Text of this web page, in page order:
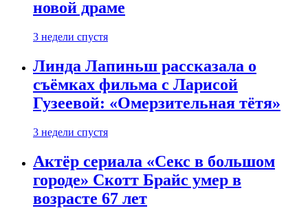
новой драме
3 недели спустя
Линда Лапиньш рассказала о
съёмках фильма с Ларисой
Гузеевой: «Омерзительная тётя»
3 недели спустя
Актёр сериала «Секс в большом
городе» Скотт Брайс умер в
возрасте 67 лет